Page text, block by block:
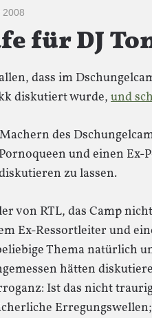
2008
für DJ
dass im
diskutiert wurde,und
des
und einen Ex-
zu lassen.
von RTL, das Camp
Ex-Ressortleiter und
Thema natürlich
hätten
Ist das nicht